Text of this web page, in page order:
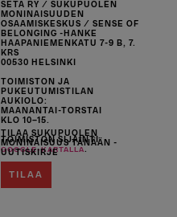
SETA RY / SUKUPUOLEN
MONINAISUUDEN
OSAAMISKESKUS / SENSE OF
BELONGING -HANKE
HAAPANIEMENKATU 7-9 B, 7.
KRS
00530 HELSINKI
TOIMISTON JA
PUKEUTUMISTILAN
AUKIOLO:
MAANANTAI-TORSTAI
KLO 10–15.
TOIMISTON SIJAINTI
GOOGLE-KARTALLA.
TILAA SUKUPUOLEN
MONINAISUUS TÄNÄÄN -
UUTISKIRJE
TILAA